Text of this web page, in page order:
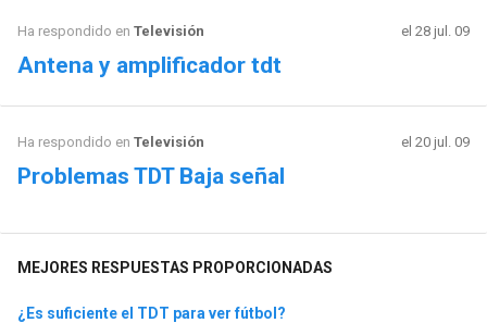
Ha respondido en Televisión el 28 jul. 09
Antena y amplificador tdt
Ha respondido en Televisión el 20 jul. 09
Problemas TDT Baja señal
MEJORES RESPUESTAS PROPORCIONADAS
¿Es suficiente el TDT para ver fútbol?